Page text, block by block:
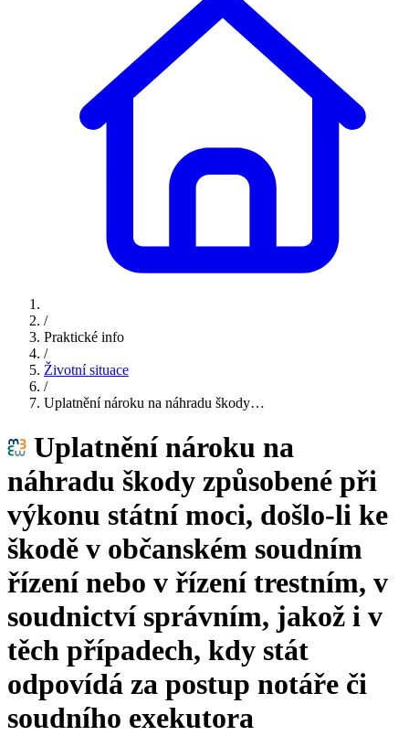
/
Praktické info
/
Životní situace
/
Uplatnění nároku na náhradu škody…
Uplatnění nároku na
náhradu škody způsobené při
výkonu státní moci, došlo-li ke
škodě v občanském soudním
řízení nebo v řízení trestním, v
soudnictví správním, jakož i v
těch případech, kdy stát
odpovídá za postup notáře či
soudního exekutora